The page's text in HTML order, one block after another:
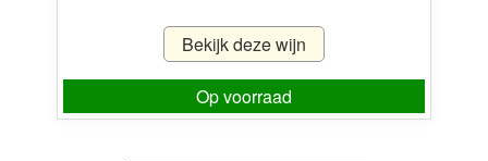
Bekijk deze wijn
Op voorraad